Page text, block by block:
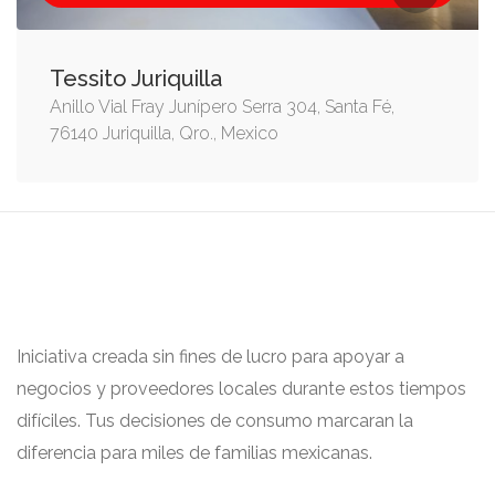
Tessito Juriquilla
Anillo Vial Fray Junípero Serra 304, Santa Fé,
76140 Juriquilla, Qro., Mexico
Iniciativa creada sin fines de lucro para apoyar a
negocios y proveedores locales durante estos tiempos
difíciles. Tus decisiones de consumo marcaran la
diferencia para miles de familias mexicanas.